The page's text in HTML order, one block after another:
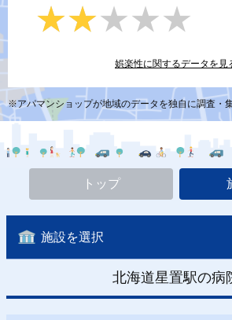
★★★★★
★★★★★
娯楽性に関するデータを見
※アパマンショップが地域のデータを独自に調査・
トップ
施設を選択
北海道星置駅の病